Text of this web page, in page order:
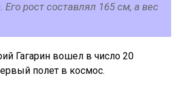
Его рост составлял 165 см, а вес
Гагарин вошел в число 20
полет в космос.